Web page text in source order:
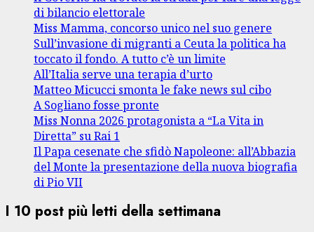
di bilancio elettorale
Miss Mamma, concorso unico nel suo genere
Sull’invasione di migranti a Ceuta la politica ha
toccato il fondo. A tutto c’è un limite
All’Italia serve una terapia d’urto
Matteo Micucci smonta le fake news sul cibo
A Sogliano fosse pronte
Miss Nonna 2026 protagonista a “La Vita in
Diretta” su Rai 1
Il Papa cesenate che sfidò Napoleone: all’Abbazia
del Monte la presentazione della nuova biografia
di Pio VII
I 10 post più letti della settimana